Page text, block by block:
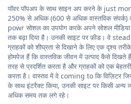
पॉवर पॉपअप के साथ साइन अप करने के just
250% से अधिक (600 से अधिक वास्तविक
powr सोशल का उपयोग करके अपने सोशल
तक बढ़ा दिया है। उनकी साइट पर फ़ीड। वे
ग्राहकों को शीघ्रता से दिखाने के लिए एक दृश्य
होमपेज हैं कि वास्तविक जीवन में उत्पाद कैसे दिखते
तरह से प्रदर्शित करता है और ग्राहकों को एक
करता है। वास्तव में वे coming to कि विज़िटर
के साथ इंटरैक्ट किया, उनकी साइट पर किसी अन्य
अधिक समय तक लगे रहे।